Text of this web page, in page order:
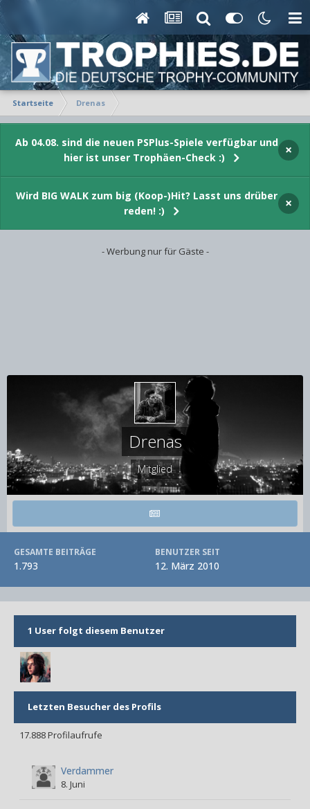
Startseite Drenas
Ab 04.08. sind die neuen PSPlus-Spiele verfügbar und
hier ist unser Trophäen-Check :)
×
Wird BIG WALK zum big (Koop-)Hit? Lasst uns drüber
reden! :)
×
- Werbung nur für Gäste -
Drenas
Mitglied
GESAMTE BEITRÄGE
1.793
BENUTZER SEIT
12. März 2010
1 User folgt diesem Benutzer
Letzten Besucher des Profils
17.888 Profilaufrufe
Verdammer
8. Juni